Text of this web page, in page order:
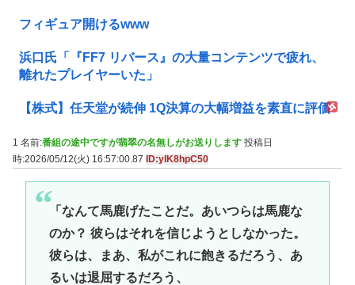
フィギュア開けるwww
浜口氏「『FF7 リバース』の大量コンテンツで疲れ、
離れたプレイヤーいた」
【株式】任天堂が続伸 1Q決算の大幅増益を素直に評価
1 名前:番組の途中ですが翡翠の名無しがお送りします 投稿日
時:2026/05/12(火) 16:57:00.87
ID:ylK8hpC50
「なんて馬鹿げたことだ。あいつらは馬鹿な
のか？ 彼らはそれを信じようとしなかった。
彼らは、まあ、私がこれに飽きるだろう、あ
るいは退屈するだろう、